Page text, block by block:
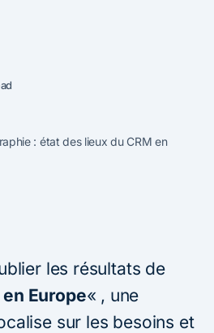
: état des lieux du CRM en
les résultats de
en Europe« , une
sur les besoins et